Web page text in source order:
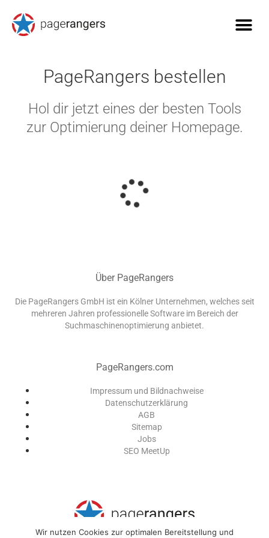
PageRangers bestellen
Hol dir jetzt eines der besten Tools
zur Optimierung deiner Homepage.
Über PageRangers
Die PageRangers GmbH ist ein Kölner Unternehmen, welches seit
mehreren Jahren professionelle Software im Bereich der
Suchmaschinenoptimierung anbietet.
PageRangers.com
Impressum und Bildnachweise
Datenschutzerklärung
AGB
Sitemap
Jobs
SEO MeetUp
Wir nutzen Cookies zur optimalen Bereitstellung und